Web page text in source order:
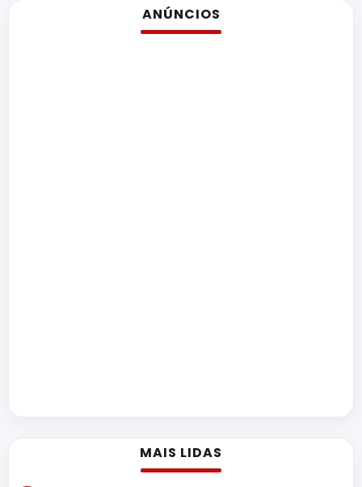
ANÚNCIOS
MAIS LIDAS